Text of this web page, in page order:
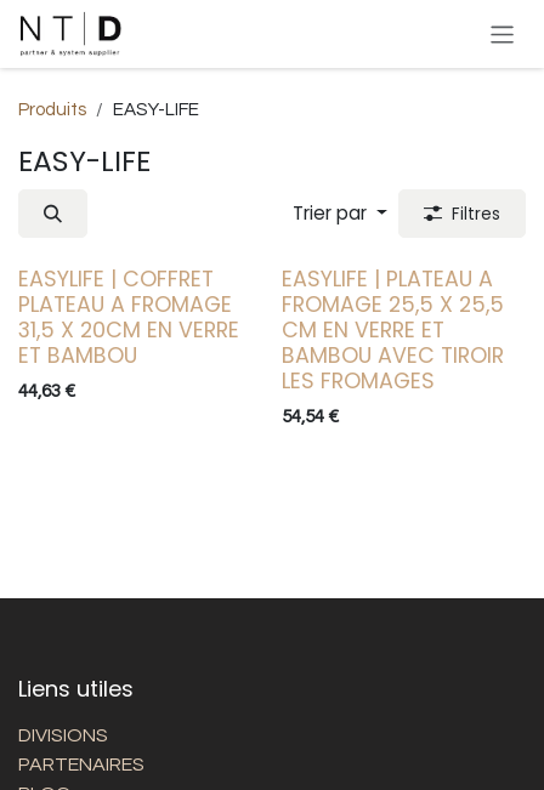
Se rendre au contenu
Produits EASY-LIFE
EASY-LIFE
Trier par Filtres
EASYLIFE | COFFRET
PLATEAU A FROMAGE
31,5 X 20CM EN VERRE
ET BAMBOU
44,63 €
EASYLIFE | PLATEAU A
FROMAGE 25,5 X 25,5
CM EN VERRE ET
BAMBOU AVEC TIROIR
LES FROMAGES
54,54€
Liens utiles
DIVISIONS
PARTENAIRES